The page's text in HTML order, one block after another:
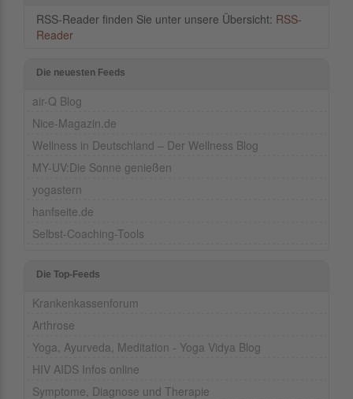
RSS-Reader finden Sie unter unsere Übersicht: RSS-
Reader
Die neuesten Feeds
air-Q Blog
Nice-Magazin.de
Wellness in Deutschland – Der Wellness Blog
MY-UV:Die Sonne genießen
yogastern
hanfseite.de
Selbst-Coaching-Tools
Die Top-Feeds
Krankenkassenforum
Arthrose
Yoga, Ayurveda, Meditation - Yoga Vidya Blog
HIV AIDS Infos online
Symptome, Diagnose und Therapie